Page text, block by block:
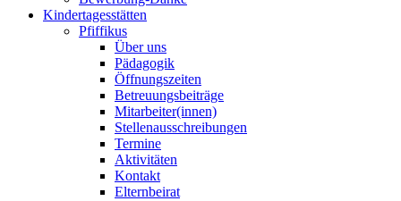
Kindertagesstätten
Pfiffikus
Über uns
Pädagogik
Öffnungszeiten
Betreuungsbeiträge
Mitarbeiter(innen)
Stellenausschreibungen
Termine
Aktivitäten
Kontakt
Elternbeirat